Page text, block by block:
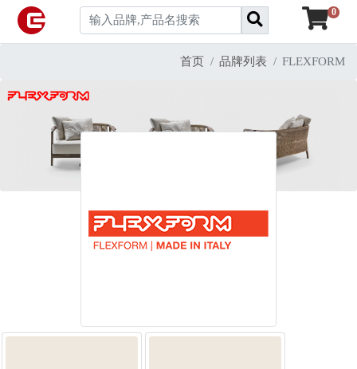
0
首页 品牌列表 FLEXFORM